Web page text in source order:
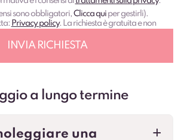
sono obbligatori,
per gestirli).
Privacy policy. La richiesta è gratuita e non
a lungo termine
a
una